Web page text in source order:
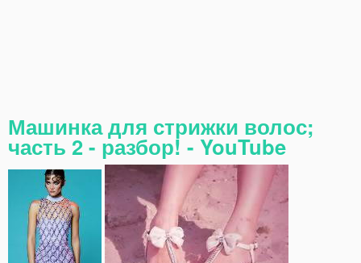
Машинка для стрижки волос;
часть 2 - разбор! - YouTube